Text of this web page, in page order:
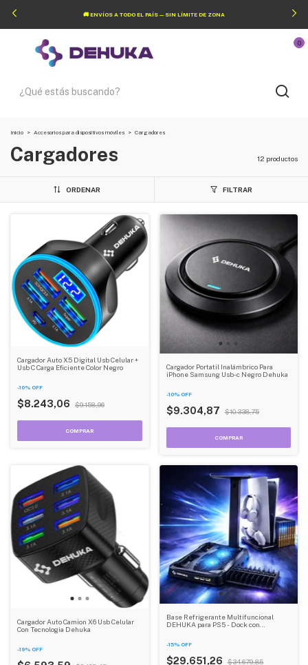
🚚 ENVÍOS A TODO EL PAÍS — SIN LÍMITE DE ZONA
0
Inicio > Accesorios para dispositivos móviles > Cargadores
Cargadores 12 productos
ORDENAR FILTRAR
Cargador Auto X5 Digital Usb Celular +
Usb C Carga Eficiente Color Negro
-10% OFF
$8.243,06 $9.158,96
Cargador Portatil Inalámbrico Para
iPhone Samsung Usb-c Negro Dehuka
-10% OFF
$9.304,87 $10.338,75
Cargador Auto Camion X6 Usb Celular
Con Tecnologia Dehuka
-19% OFF
Base Refrigerante Multifuncional
DEHUKA para PS5 - Dock con
-15% OFF
$29.651,26 $34.679,85